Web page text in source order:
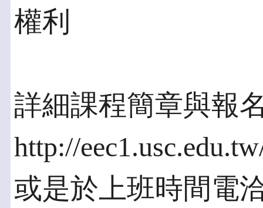
權利
詳細課程簡章與報
http://
或是於上班時間電